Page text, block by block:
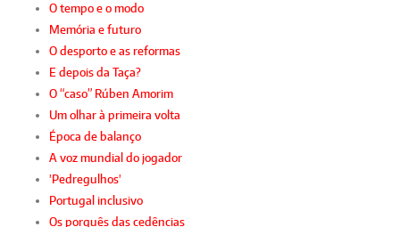
O tempo e o modo
Memória e futuro
O desporto e as reformas
E depois da Taça?
O “caso” Rúben Amorim
Um olhar à primeira volta
Época de balanço
A voz mundial do jogador
'Pedregulhos'
Portugal inclusivo
Os porquês das cedências